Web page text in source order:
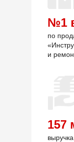
№1
по
и
157
выручка